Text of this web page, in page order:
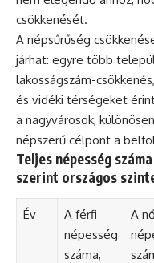
csökkenését.
A népsűrűség
járhat: egyre több
lakosságszám-
és vidéki térségeket
a nagyvárosok,
népszerű célpont a
Teljes népesség
szerint országos
Év
A férfi
népesség
száma,
A